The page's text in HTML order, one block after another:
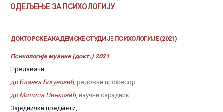
ОДЕЉЕЊЕ ЗА ПСИХОЛОГИЈУ
ДОКТОРСКЕ АКАДЕМСКЕ СТУДИЈЕ ПСИХОЛОГИЈЕ (2021)
Психологија музике (докт.) 2021
Предавачи:
др Бланка Богуновић, редовни професор
др Милица Нинковић, научни сарадник
Заједнички предмети,